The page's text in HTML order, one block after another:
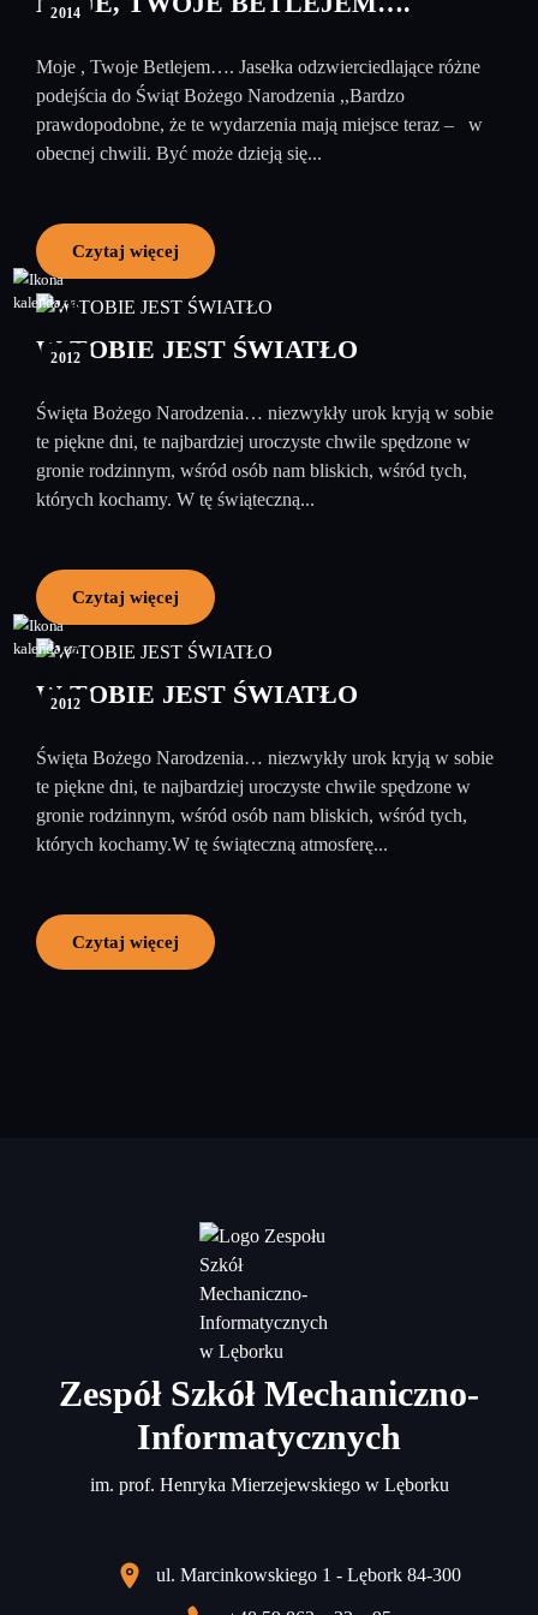
2014
Moje , Twoje Betlejem…. Jasełka odzwierciedlające różne
podejścia do Świąt Bożego Narodzenia ,,Bardzo
prawdopodobne, że te wydarzenia mają miejsce teraz – w
obecnej chwili. Być może dzieją się...
Czytaj więcej
28
2012
W TOBIE JEST ŚWIATŁO
Święta Bożego Narodzenia… niezwykły urok kryją w sobie
te piękne dni, te najbardziej uroczyste chwile spędzone w
gronie rodzinnym, wśród osób nam bliskich, wśród tych,
których kochamy. W tę świąteczną...
Czytaj więcej
27
2012
W TOBIE JEST ŚWIATŁO
Święta Bożego Narodzenia… niezwykły urok kryją w sobie
te piękne dni, te najbardziej uroczyste chwile spędzone w
gronie rodzinnym, wśród osób nam bliskich, wśród tych,
których kochamy.W tę świąteczną atmosferę...
Czytaj więcej
Zespół Szkół Mechaniczno-
Informatycznych
im. prof. Henryka Mierzejewskiego w Lęborku
ul. Marcinkowskiego 1 - Lębork 84-300